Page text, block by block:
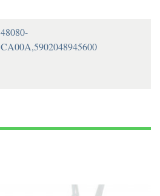
48080-
CA00A,5902048945600